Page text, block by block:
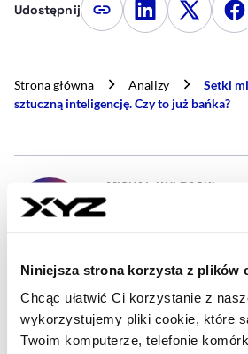
Niniejsza strona korzysta z plików
Chcąc ułatwić Ci korzystanie z
wykorzystujemy pliki cookie, które
Twoim komputerze, telefonie
Udostępnij Kopiuj link artykułu
Udostępnij na
Strona główna Analizy
Setki
sztuczną inteligencję. Czy to już bańka?
MICHAŁ KULBACKI
przedstawiać kluczowe
bieganie.
michal.kulbacki@xyz.pl